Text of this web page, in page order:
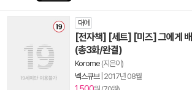
대여
[전자책] [세트] [미즈] 그에게
(총3화/완결)
Korome (지은이)
넥스큐브| 2017년 08월